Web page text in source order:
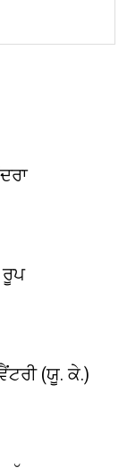
ਰੂਪ
(ਯੂ. ਕੇ.)